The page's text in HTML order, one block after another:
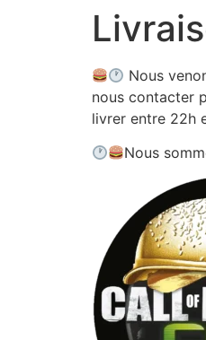
Nous
nous contacter
livrer entre 22h
Nous